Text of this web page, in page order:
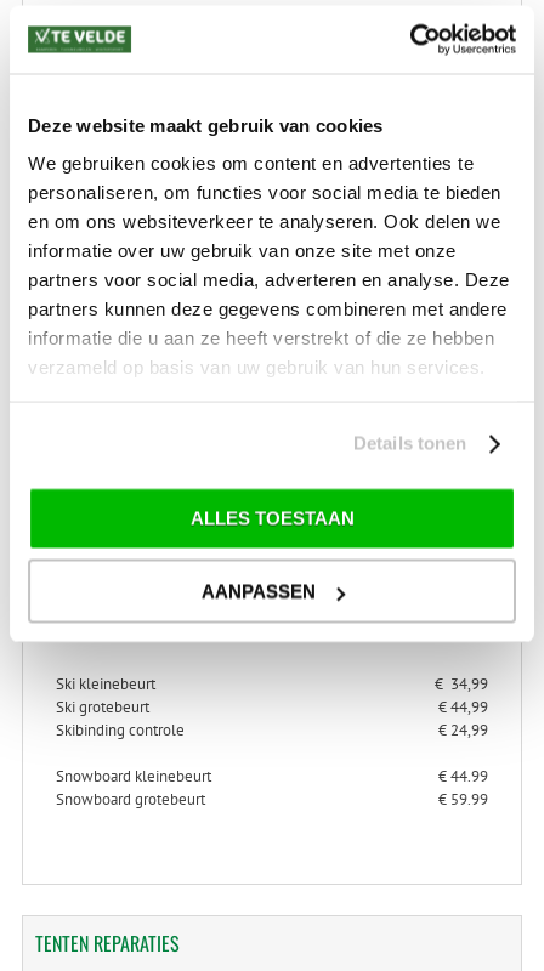
Deze website maakt gebruik van cookies
We gebruiken cookies om content en advertenties te
personaliseren, om functies voor social media te bieden
en om ons websiteverkeer te analyseren. Ook delen we
informatie over uw gebruik van onze site met onze
partners voor social media, adverteren en analyse. Deze
partners kunnen deze gegevens combineren met andere
informatie die u aan ze heeft verstrekt of die ze hebben
verzameld op basis van uw gebruik van hun services.
Details tonen
ALLES TOESTAAN
AANPASSEN
Kijk hier voor de ruilen-retourneren procedure
Drentse Poort 7
Nieuw Buinen (Stadskanaal)
info@tevelde.nl
Schrijf je in voor onze nieuwsbrief!
ONDERHOUD
> Alles over ski- en snowboard onderhoud
> Alles over ski-binding controle
Ski kleinebeurt
€ 34,99
Ski grotebeurt
€ 44,99
Skibinding controle
€ 24,99
Snowboard kleinebeurt
€ 44.99
Snowboard grotebeurt
€ 59.99
TENTENREPARATIES